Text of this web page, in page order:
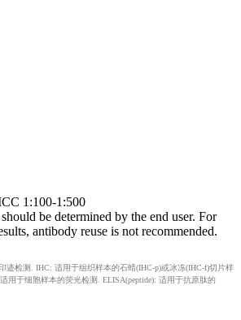
1:100-1:500
be determined by the end user. For
antibody reuse is not recommended.
迹检测. IHC: 适用于组织样本的石蜡(IHC-p)或冰冻(IHC-f)切片样
用于细胞样本的荧光检测. ELISA(peptide): 适用于抗原肽的